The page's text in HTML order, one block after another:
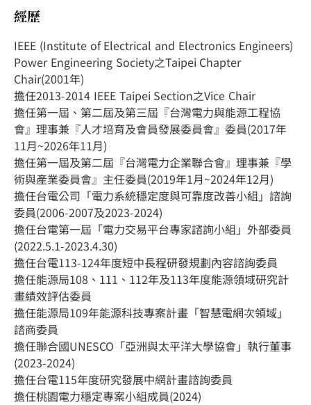
經歷
IEEE (Institute of Electrical and Electronics Engineers)
Power Engineering Society之Taipei Chapter
Chair(2001年)
擔任2013-2014 IEEE Taipei Section之Vice Chair
擔任第一屆、第二屆及第三屆『台灣電力與能源工程協
會』理事兼『人才培育及會員發展委員會』委員(2017年
11月~2026年11月)
擔任第一屆及第二屆『台灣電力企業聯合會』理事兼『學
術與產業委員會』主任委員(2019年1月~2024年12月)
擔任台電公司「電力系統穩定度與可靠度改善小組」諮詢
委員(2006-2007及2023-2024)
擔任台電第一屆「電力交易平台專家諮詢小組」外部委員
(2022.5.1-2023.4.30)
擔任台電113-124年度短中長程研發規劃內容諮詢委員
擔任能源局108、111、112年及113年度能源領域研究計
畫績效評估委員
擔任能源局109年能源科技專案計畫「智慧電網次領域」
諮商委員
擔任聯合國UNESCO「亞洲與太平洋大學協會」執行董事
(2023-2024)
擔任台電115年度研究發展中網計畫諮詢委員
擔任桃園電力穩定專案小組成員(2024)